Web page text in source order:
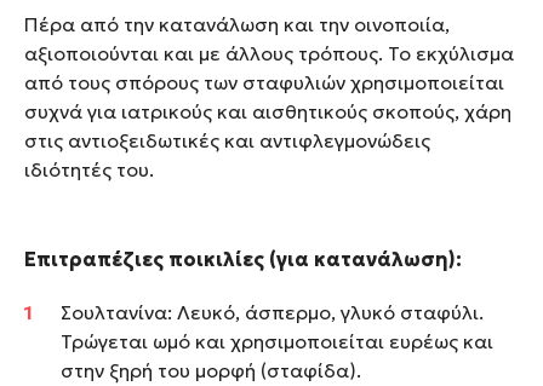
Πέρα από την κατανάλωση και την οινοποιία,
αξιοποιούνται και με άλλους τρόπους. Το εκχύλισμα
από τους σπόρους των σταφυλιών χρησιμοποιείται
συχνά για ιατρικούς και αισθητικούς σκοπούς, χάρη
στις αντιοξειδωτικές και αντιφλεγμονώδεις
ιδιότητές του.
Επιτραπέζιες ποικιλίες (για κατανάλωση):
Σουλτανίνα: Λευκό, άσπερμο, γλυκό σταφύλι.
Τρώγεται ωμό και χρησιμοποιείται ευρέως και
στην ξηρή του μορφή (σταφίδα).